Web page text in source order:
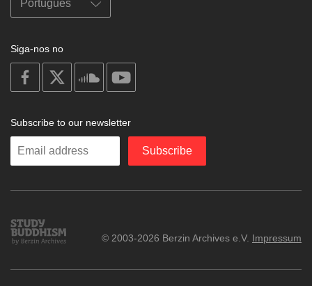
Siga-nos no
on
facebook
soundcloud
Subscribe to our newsletter
Enter
Subscribe
Study
Buddhism
© 2003-2026 Berzin Archives e.V. Impressum